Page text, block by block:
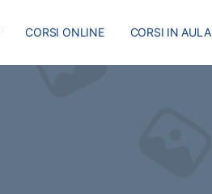
CORSI ONLINE CORSI IN AULA